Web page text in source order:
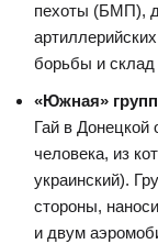
пехоты (БМП),
борьбы и склад
«Южная»
Гай в Донецкой
человека, из
украинский).
стороны,
и двум